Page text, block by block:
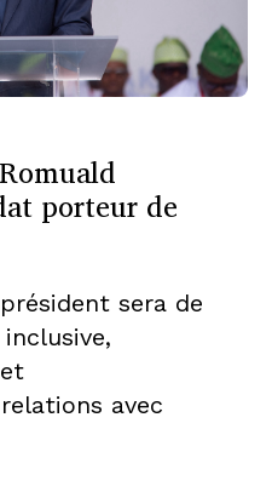
porteur de
sera de
avec